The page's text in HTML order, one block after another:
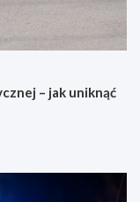
– jak uniknąć